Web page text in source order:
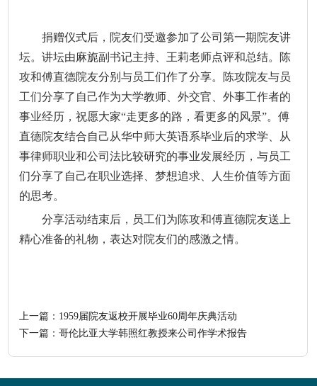
捐赠仪式后，院友们受邀参加了公司第一期院友讲
坛。讲坛由麻旎副书记主持、王莉老师点评和总结。陈
攻和傅直德院友分别与员工们作了分享。陈攻院友与员
工们分享了自己作为大学教师、外交官、外事工作者的
事业经历，祝愿大家“走更多的路，看更多的风景”。傅
直德院友结合自己从华中师大英语系毕业后的求学、从
事律师职业和公司法比较研究的事业发展经历，与员工
们分享了自己在职业选择、梦想追求、人生价值等方面
的思考。
分享活动结束后，员工们为陈攻和傅直德院友送上
精心准备的礼物，表达对院友们的感激之情。
上一篇： 1959届院友返校开展毕业60周年庆典活动
下一篇：哥伦比亚大学韩照红教授来公司作学术报告